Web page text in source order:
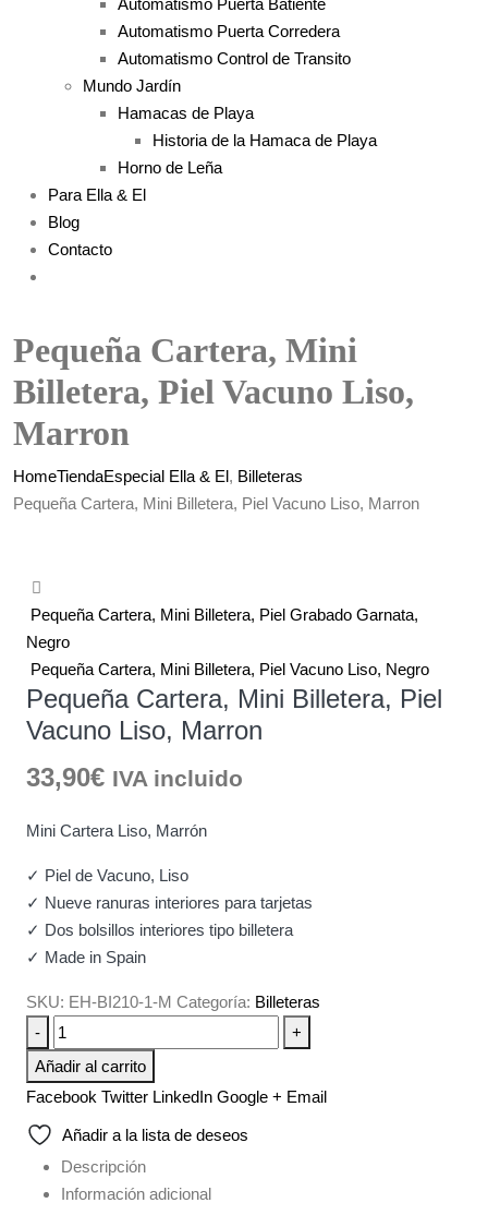
Automatismo Puerta Corredera
Automatismo Control de Transito
Mundo Jardín
Hamacas de Playa
Historia de la Hamaca de Playa
Horno de Leña
Para Ella & El
Blog
Contacto
Pequeña Cartera, Mini
Billetera, Piel Vacuno Liso,
Marron
HomeTiendaEspecial Ella & El, Billeteras
Pequeña Cartera, Mini Billetera, Piel Vacuno Liso, Marron
Pequeña Cartera, Mini Billetera, Piel Grabado Garnata,
Negro
Pequeña Cartera, Mini Billetera, Piel Vacuno Liso, Negro
Pequeña Cartera, Mini Billetera, Piel
Vacuno Liso, Marron
33,90€ IVA incluido
Mini Cartera Liso, Marrón
✓ Piel de Vacuno, Liso
✓ Nueve ranuras interiores para tarjetas
✓ Dos bolsillos interiores tipo billetera
✓ Made in Spain
SKU: EH-BI210-1-M Categoría: Billeteras
-
+
Añadir al carrito
Facebook Twitter LinkedIn Google + Email
Añadir a la lista de deseos
Descripción
Información adicional